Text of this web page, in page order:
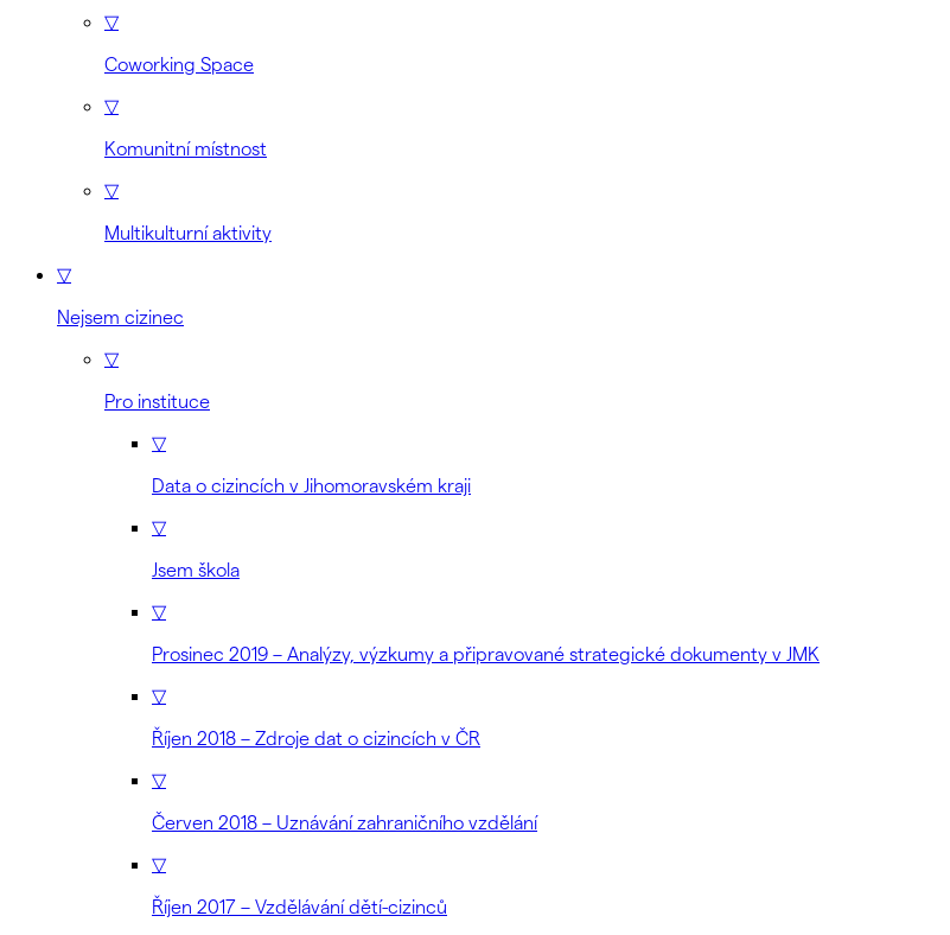
▽
Coworking Space
▽
Komunitní místnost
▽
Multikulturní aktivity
▽
Nejsem cizinec
▽
Pro instituce
▽
Data o cizincích v Jihomoravském kraji
▽
Jsem škola
▽
Prosinec 2019 – Analýzy, výzkumy a připravované strategické dokumenty v JMK
▽
Říjen 2018 – Zdroje dat o cizincích v ČR
▽
Červen 2018 – Uznávání zahraničního vzdělání
▽
Říjen 2017 – Vzdělávání dětí-cizinců